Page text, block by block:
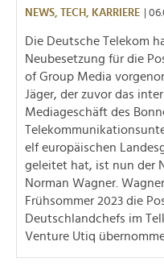
NEWS, TECH, KARRIERE |
Die Deutsche Telekom
Neubesetzung für die
of Group Media
Jäger, der zuvor das
Mediageschäft des
elf europäischen
geleitet hat, ist nun der
Norman Wagner.
Frühsommer 2023 die
Deutschlandchefs im
Venture Utiq